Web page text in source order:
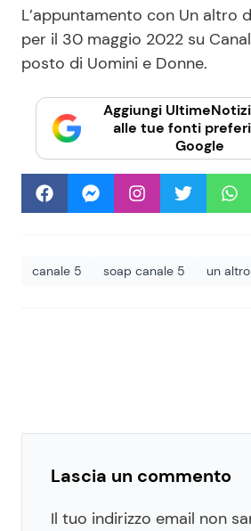
L’appuntamento con Un altro
per il 30 maggio 2022 su
posto di Uomini e Donne.
Aggiungi
alle tue fonti
Google
canale 5 soap canale 5 un
Lascia un commento
Il tuo indirizzo email non